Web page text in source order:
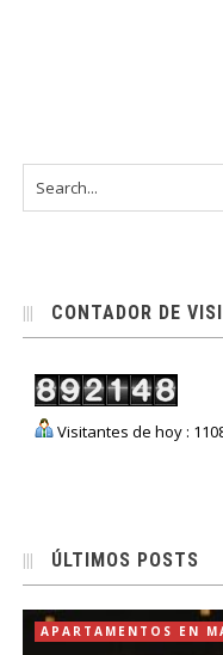
CONTADOR DE
Visitantes de hoy :
ÚLTIMOS POSTS
APARTAMENTOS EN